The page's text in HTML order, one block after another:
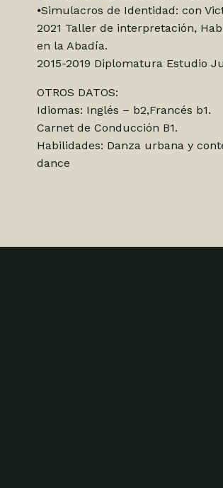
⦁Simulacros de Identidad: con
2021 Taller de interpretación,
en la Abadía.
2015-2019 Diplomatura Estudio
OTROS DATOS:
Idiomas: Inglés – b2,Francés b1.
Carnet de Conducción B1.
Habilidades: Danza urbana y
dance